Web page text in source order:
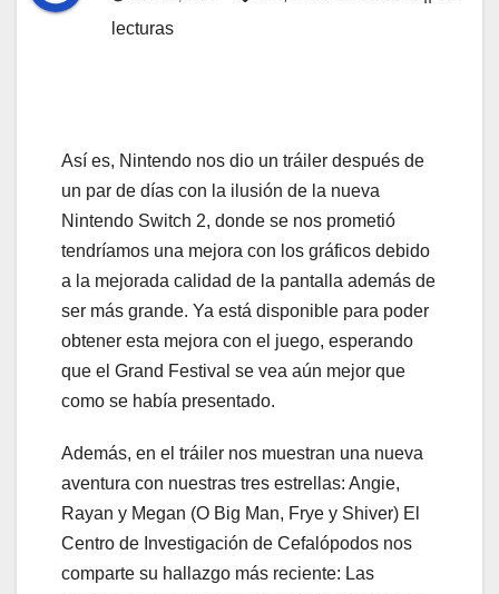
lecturas
Así es, Nintendo nos dio un tráiler después de
un par de días con la ilusión de la nueva
Nintendo Switch 2, donde se nos prometió
tendríamos una mejora con los gráficos debido
a la mejorada calidad de la pantalla además de
ser más grande. Ya está disponible para poder
obtener esta mejora con el juego, esperando
que el Grand Festival se vea aún mejor que
como se había presentado.
Además, en el tráiler nos muestran una nueva
aventura con nuestras tres estrellas: Angie,
Rayan y Megan (O Big Man, Frye y Shiver) El
Centro de Investigación de Cefalópodos nos
comparte su hallazgo más reciente: Las